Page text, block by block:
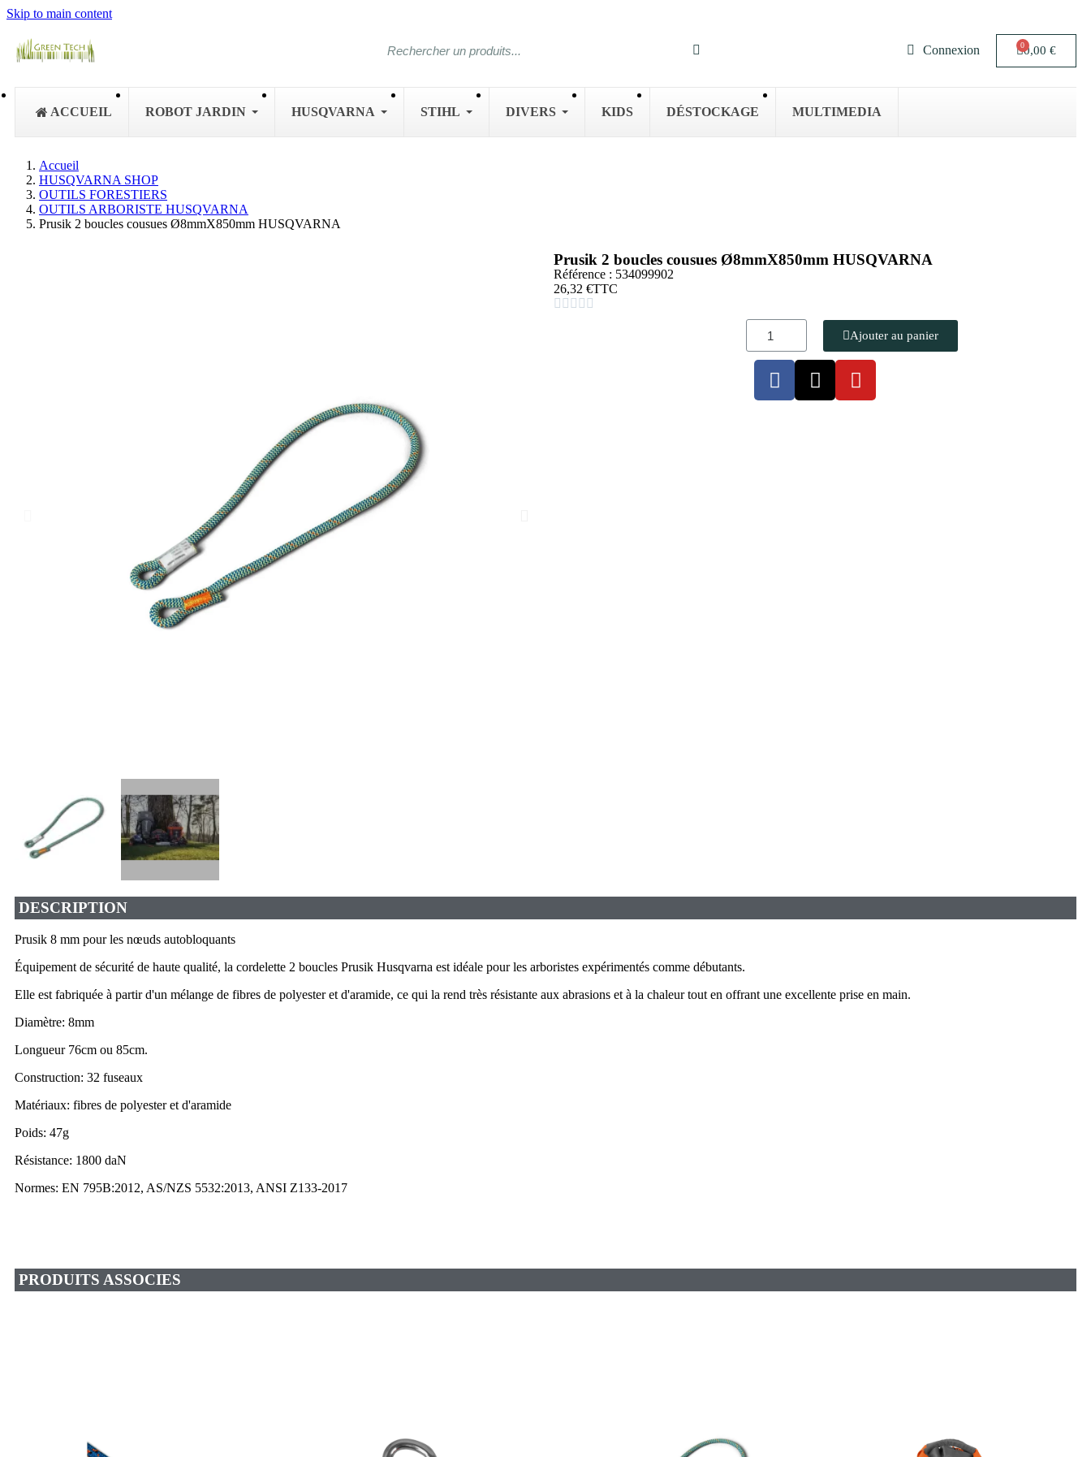
Skip to main content
Connexion 0,00 €
ACCUEIL ROBOT JARDIN HUSQVARNA STIHL DIVERS KIDS DÉSTOCKAGE MULTIMEDIA
Accueil
HUSQVARNA SHOP
OUTILS FORESTIERS
OUTILS ARBORISTE HUSQVARNA
Prusik 2 boucles cousues Ø8mmX850mm HUSQVARNA
Prusik 2 boucles cousues Ø8mmX850mm HUSQVARNA
Référence : 534099902
26,32 €TTC
    
Ajouter au panier
DESCRIPTION
Prusik 8 mm pour les nœuds autobloquants
Équipement de sécurité de haute qualité, la cordelette 2 boucles Prusik Husqvarna est idéale pour les arboristes expérimentés comme débutants.
Elle est fabriquée à partir d'un mélange de fibres de polyester et d'aramide, ce qui la rend très résistante aux abrasions et à la chaleur tout en offrant une excellente prise en main.
Diamètre: 8mm
Longueur 76cm ou 85cm.
Construction: 32 fuseaux
Matériaux: fibres de polyester et d'aramide
Poids: 47g
Résistance: 1800 daN
Normes: EN 795B:2012, AS/NZS 5532:2013, ANSI Z133-2017
PRODUITS ASSOCIES